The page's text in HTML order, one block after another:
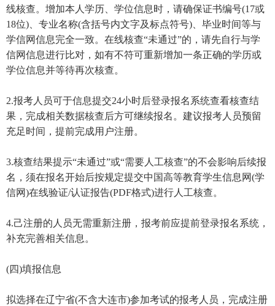
线核查。增加本人学历、学位信息时，请确保证书编号(17或
18位)、专业名称(含括号内文字及标点符号)、毕业时间等与
学信网信息完全一致。在线核查“未通过”的，请先自行与学
信网信息进行比对，如有不符可重新增加一条正确的学历或
学位信息并等待再次核查。
2.报考人员可于信息提交24小时后登录报名系统查看核查结
果，完成相关数据核查后方可继续报名。建议报考人员预留
充足时间，提前完成用户注册。
3.核查结果提示“未通过”或“需要人工核查”的不会影响后续报
名，须在报名开始后按规定提交中国高等教育学生信息网(学
信网)在线验证/认证报告(PDF格式)进行人工核查。
4.己注册的人员无需重新注册，报考前应提前登录报名系统，
补充完善相关信息。
(四)填报信息
拟选择在辽宁省(不含大连市)参加考试的报考人员，完成注册